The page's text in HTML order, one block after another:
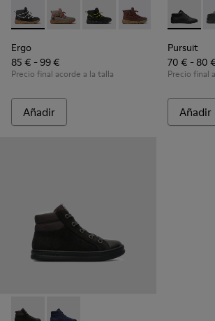
Ergo - K900324-001 - Botines negros de
Ergo - K900324-005
Ergo - K900324-004
Ergo - K900324-
Ergo -
Ergo
85 € - 99 €
Precio final acorde a la talla
Añadir
Pursuit -
Pursuit
70 € - 80
Precio final
Añadir